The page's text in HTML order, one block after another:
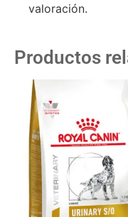
valoración.
Productos